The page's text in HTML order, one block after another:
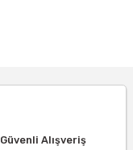
Güvenli Alışveriş